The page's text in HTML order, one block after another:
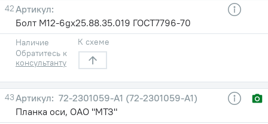
42
Болт М12-6gх25.88.35.019 ГОСТ7796-70
Наличие
Обратитесь к
консультанту
К схеме
43
72-2301059-A1 (72-2301059-А1)
Планка оси, ОАО "МТЗ"